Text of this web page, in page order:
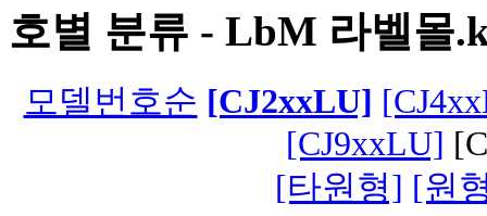
호별 분류 - LbM 라벨몰
모델번호순 [CJ2xxLU]
[CJ9xxLU]
[타원형] [원